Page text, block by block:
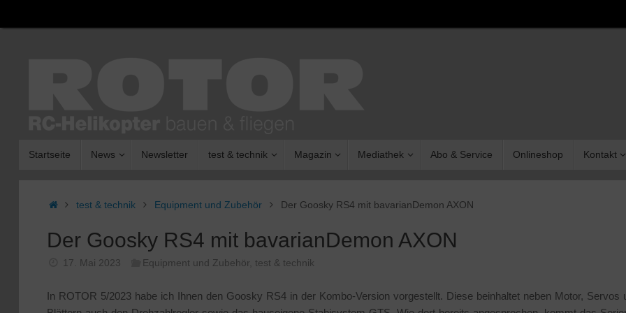
Inhalt
Startseite News Newsletter test & technik Magazin Mediathek Abo & Service Onlineshop Kontakt
Starttest & technik Equipment und Zubehör Der Goosky RS4 mit bavarianDemon AXON
Der Goosky RS4 mit bavarianDemon AXON
17. Mai 2023 Equipment und Zubehör test & technik
In ROTOR 5/2023 habe ich Ihnen den Goosky RS4 in der Kombo-Version vorgestellt. Diese beinhaltet neben Motor, Servos